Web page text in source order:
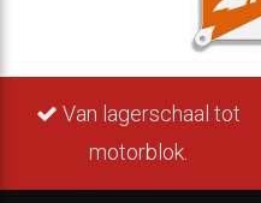
Van lagerschaal tot
motorblok.